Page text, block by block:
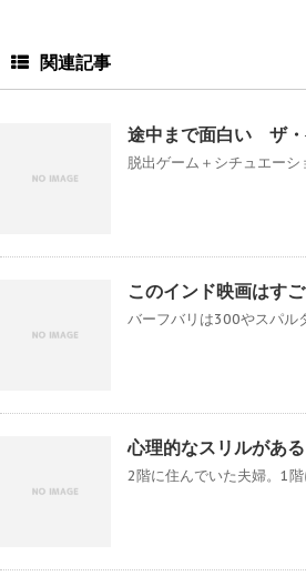
関連記事
途中まで面白い ザ
脱出ゲーム＋シチュエー
このインド映画はす
バーフバリは300やスパル
心理的なスリルがあ
2階に住んでいた夫婦。1